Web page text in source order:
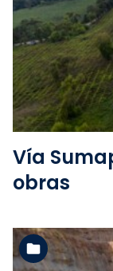
Vía
obras